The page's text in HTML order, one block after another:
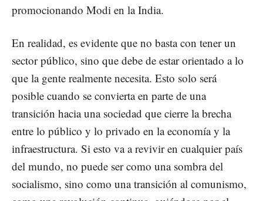
promocionando Modi en la India.
En realidad, es evidente que no basta con tener un
sector público, sino que debe de estar orientado a lo
que la gente realmente necesita. Esto solo será
posible cuando se convierta en parte de una
transición hacia una sociedad que cierre la brecha
entre lo público y lo privado en la economía y la
infraestructura. Si esto va a revivir en cualquier país
del mundo, no puede ser como una sombra del
socialismo, sino como una transición al comunismo,